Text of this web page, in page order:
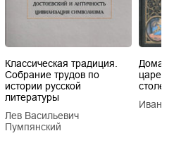
Классическая традиция.
Собрание трудов по
истории русской
литературы
Лев Васильевич
Пумпянский
царей
Иван